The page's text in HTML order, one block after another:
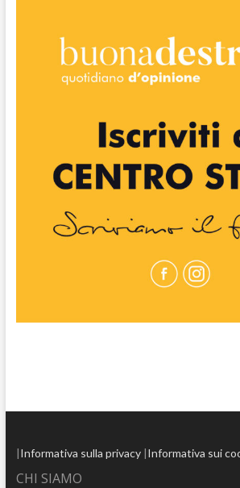
|Informativa sulla privacy|Informativa sui
CHI SIAMO